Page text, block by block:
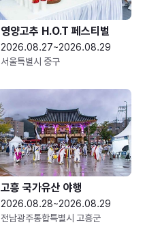
영양고추 H.O.T 페스티벌
2026.08.27~2026.08.29
서울특별시 중구
고흥 국가유산 야행
2026.08.28~2026.08.29
전남광주통합특별시 고흥군